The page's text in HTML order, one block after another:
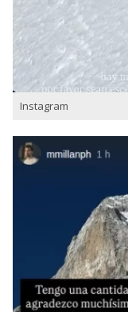
Instagram